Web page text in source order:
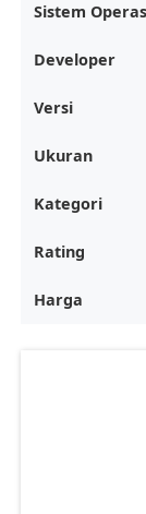
Sistem
Developer
Versi
Ukuran
Kategori
Rating
Harga